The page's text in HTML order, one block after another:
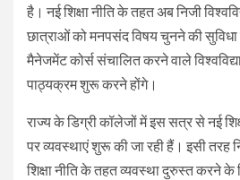
है। नई शिक्षा नीति के तहत अब निजी
छात्राओं को मनपसंद विषय चुनने की सुविधा
मैनेजमेंट कोर्स संचालित करने वाले
पाठ्यक्रम शुरू करने होंगे।
राज्य के डिग्री कॉलेजों में इस सत्र से नई
पर व्यवस्थाएं शुरू की जा रही हैं। इसी तरह
शिक्षा नीति के तहत व्यवस्था दुरुस्त करने